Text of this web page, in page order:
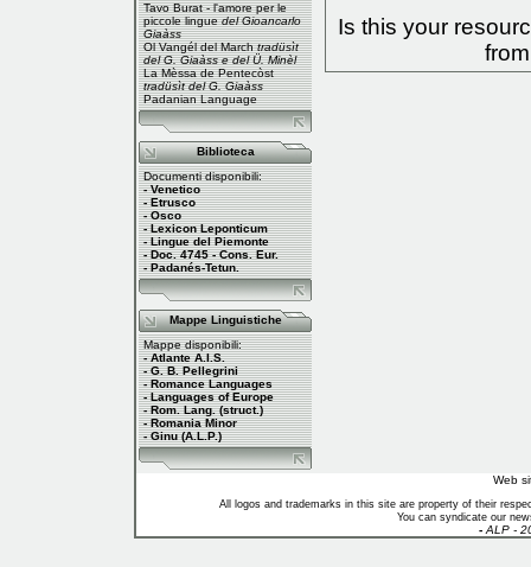
Tavo Burat - l'amore per le
piccole linguedel Gioancarlo
Giaàss
Ol Vangél del March tradüsìt
del G. Giaàss e del Ü. Minèl
La Mèssa de Pentecòst
tradüsìt del G. Giaàss
Padanian Language
Biblioteca
Documenti disponibili:
- Venetico
- Etrusco
- Osco
- Lexicon Leponticum
- Lingue del Piemonte
- Doc. 4745 - Cons. Eur.
- Padanés-Tetun.
Mappe Linguistiche
Mappe disponibili:
- Atlante A.I.S.
- G. B. Pellegrini
- Romance Languages
- Languages of Europe
- Rom. Lang. (struct.)
- Romania Minor
- Ginu (A.L.P.)
Is this your
Web
All logos and trademarks in this site are property of their
You can syndicate our
- ALP -